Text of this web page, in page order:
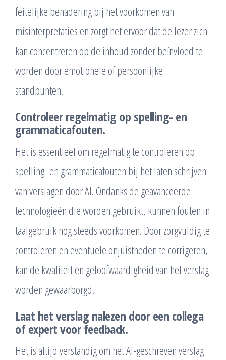
feitelijke benadering bij het voorkomen van
misinterpretaties en zorgt het ervoor dat de lezer zich
kan concentreren op de inhoud zonder beïnvloed te
worden door emotionele of persoonlijke
standpunten.
Controleer regelmatig op spelling- en
grammaticafouten.
Het is essentieel om regelmatig te controleren op
spelling- en grammaticafouten bij het laten schrijven
van verslagen door AI. Ondanks de geavanceerde
technologieën die worden gebruikt, kunnen fouten in
taalgebruik nog steeds voorkomen. Door zorgvuldig te
controleren en eventuele onjuistheden te corrigeren,
kan de kwaliteit en geloofwaardigheid van het verslag
worden gewaarborgd.
Laat het verslag nalezen door een collega
of expert voor feedback.
Het is altijd verstandig om het AI-geschreven verslag